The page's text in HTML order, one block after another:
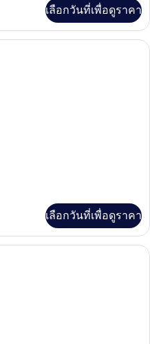
เลือกวันที่เพื่อดูราคา
Owner´s Suite | เครื่องนอนระดับพรี
เลือกวันที่เพื่อดูราคา